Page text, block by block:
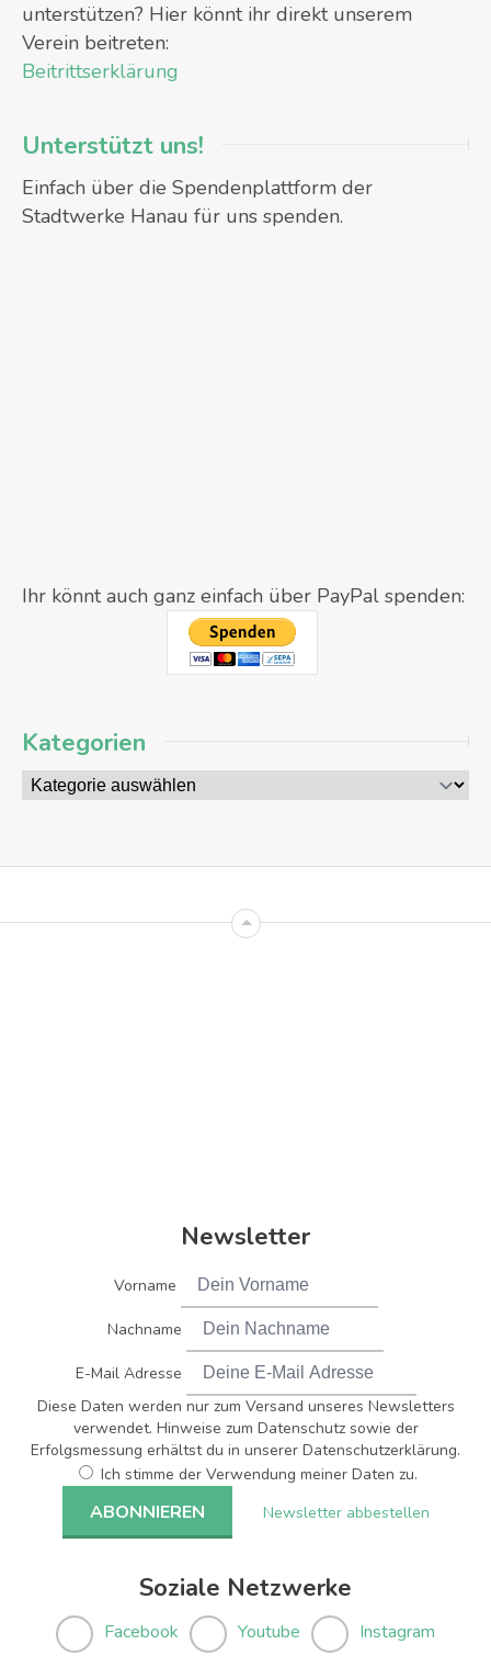
unterstützen? Hier könnt ihr direkt unserem
Verein beitreten:
Beitrittserklärung
Unterstützt uns!
Einfach über die Spendenplattform der
Stadtwerke Hanau für uns spenden.
Ihr könnt auch ganz einfach über PayPal spenden:
Kategorien
Newsletter
Vorname
Nachname
E-Mail Adresse
Diese Daten werden nur zum Versand unseres Newsletters
verwendet. Hinweise zum Datenschutz sowie der
Erfolgsmessung erhältst du in unserer Datenschutzerklärung.
Ich stimme der Verwendung meiner Daten zu.
Newsletter abbestellen
Soziale Netzwerke
Facebook Youtube Instagram